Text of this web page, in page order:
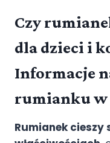
Czy
dla dzieci i
Informacje
rumianku w
Rumianek cieszy